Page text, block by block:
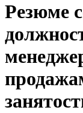
Резюме